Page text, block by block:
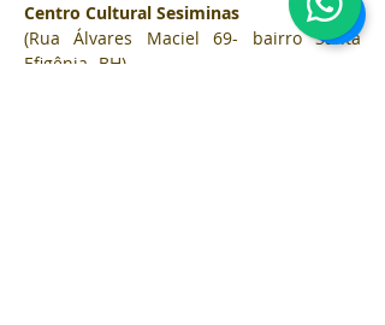
Centro Cultural Sesiminas
(Rua Álvares Maciel 69- bairro Santa
Efigênia- BH)